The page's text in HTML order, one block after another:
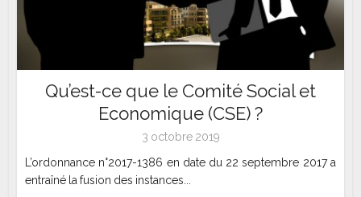
Qu’est-ce que le Comité Social et
Economique (CSE) ?
3 octobre 2019
L’ordonnance n°2017-1386 en date du 22 septembre 2017 a
entraîné la fusion des instances...